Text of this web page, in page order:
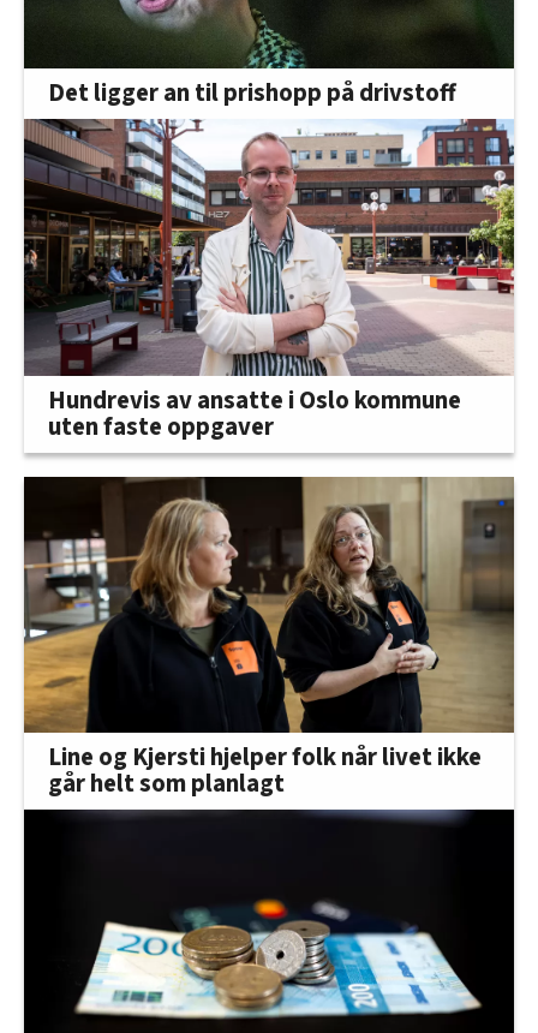
Det ligger an til prishopp på drivstoff
Hundrevis av ansatte i Oslo kommune
uten faste oppgaver
Line og Kjersti hjelper folk når livet ikke
går helt som planlagt